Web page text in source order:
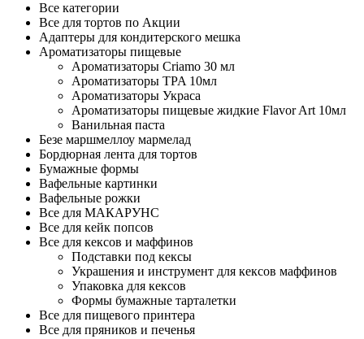
Все категории
Все для тортов по Акции
Адаптеры для кондитерского мешка
Ароматизаторы пищевые
Ароматизаторы Criamo 30 мл
Ароматизаторы TPA 10мл
Ароматизаторы Украса
Ароматизаторы пищевые жидкие Flavor Art 10мл
Ванильная паста
Безе маршмеллоу мармелад
Бордюрная лента для тортов
Бумажные формы
Вафельные картинки
Вафельные рожки
Все для МАКАРУНС
Все для кейк попсов
Все для кексов и маффинов
Подставки под кексы
Украшения и инструмент для кексов маффинов
Упаковка для кексов
Формы бумажные тарталетки
Все для пищевого принтера
Все для пряников и печенья